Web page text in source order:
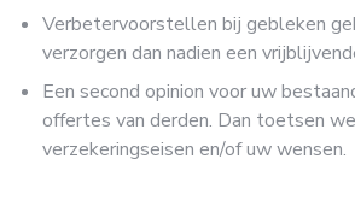
Verbetervoorstellen bij gebleken
verzorgen dan nadien een
Een second opinion voor uw
offertes van derden. Dan toetsen
verzekeringseisen en/of uw wensen.